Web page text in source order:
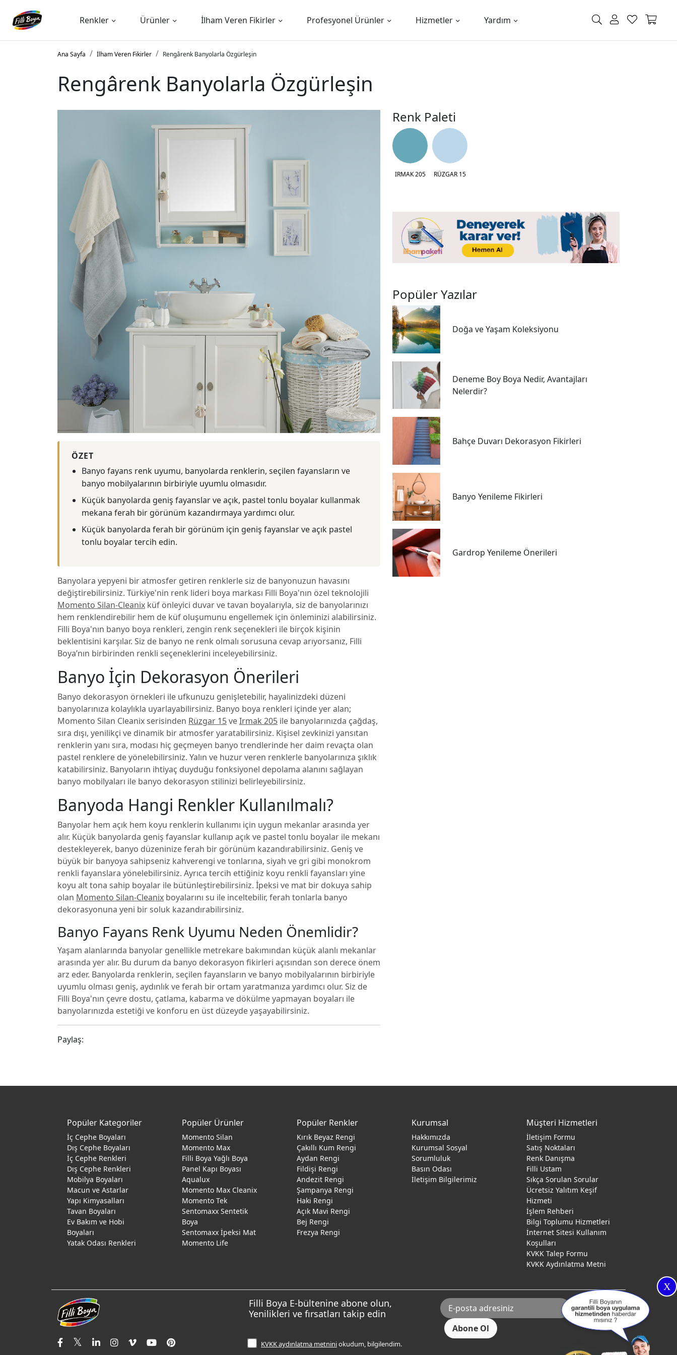
Renkler Ürünler İlham Veren Fikirler Profesyonel Ürünler Hizmetler Yardım
Ana Sayfa İlham Veren Fikirler Rengârenk Banyolarla Özgürleşin
Rengârenk Banyolarla Özgürleşin
ÖZET
Banyo fayans renk uyumu, banyolarda renklerin, seçilen fayansların ve
banyo mobilyalarının birbiriyle uyumlu olmasıdır.
Küçük banyolarda geniş fayanslar ve açık, pastel tonlu boyalar kullanmak
mekana ferah bir görünüm kazandırmaya yardımcı olur.
Küçük banyolarda ferah bir görünüm için geniş fayanslar ve açık pastel
tonlu boyalar tercih edin.
Banyolara yepyeni bir atmosfer getiren renklerle siz de banyonuzun havasını
değiştirebilirsiniz. Türkiye'nin renk lideri boya markası Filli Boya'nın özel teknolojili
Momento Silan-Cleanix küf önleyici duvar ve tavan boyalarıyla, siz de banyolarınızı
hem renklendirebilir hem de küf oluşumunu engellemek için önleminizi alabilirsiniz.
Filli Boya'nın banyo boya renkleri, zengin renk seçenekleri ile birçok kişinin
beklentisini karşılar. Siz de banyo ne renk olmalı sorusuna cevap arıyorsanız, Filli
Boya’nın birbirinden renkli seçeneklerini inceleyebilirsiniz.
Banyo İçin Dekorasyon Önerileri
Banyo dekorasyon örnekleri ile ufkunuzu genişletebilir, hayalinizdeki düzeni
banyolarınıza kolaylıkla uyarlayabilirsiniz. Banyo boya renkleri içinde yer alan;
Momento Silan Cleanix serisinden Rüzgar 15veIrmak 205 ile banyolarınızda çağdaş,
sıra dışı, yenilikçi ve dinamik bir atmosfer yaratabilirsiniz. Kişisel zevkinizi yansıtan
renklerin yanı sıra, modası hiç geçmeyen banyo trendlerinde her daim revaçta olan
pastel renklere de yönelebilirsiniz. Yalın ve huzur veren renklerle banyolarınıza şıklık
katabilirsiniz. Banyoların ihtiyaç duyduğu fonksiyonel depolama alanını sağlayan
banyo mobilyaları ile banyo dekorasyon stilinizi belirleyebilirsiniz.
Banyoda Hangi Renkler Kullanılmalı?
Banyolar hem açık hem koyu renklerin kullanımı için uygun mekanlar arasında yer
alır. Küçük banyolarda geniş fayanslar kullanıp açık ve pastel tonlu boyalar ile mekanı
destekleyerek, banyo düzeninize ferah bir görünüm kazandırabilirsiniz. Geniş ve
büyük bir banyoya sahipseniz kahverengi ve tonlarına, siyah ve gri gibi monokrom
renkli fayanslara yönelebilirsiniz. Ayrıca tercih ettiğiniz koyu renkli fayansları yine
koyu alt tona sahip boyalar ile bütünleştirebilirsiniz. İpeksi ve mat bir dokuya sahip
olan Momento Silan-Cleanix boyalarını su ile inceltebilir, ferah tonlarla banyo
dekorasyonuna yeni bir soluk kazandırabilirsiniz.
Banyo Fayans Renk Uyumu Neden Önemlidir?
Yaşam alanlarında banyolar genellikle metrekare bakımından küçük alanlı mekanlar
arasında yer alır. Bu durum da banyo dekorasyon fikirleri açısından son derece önem
arz eder. Banyolarda renklerin, seçilen fayansların ve banyo mobilyalarının birbiriyle
uyumlu olması geniş, aydınlık ve ferah bir ortam yaratmanıza yardımcı olur. Siz de
Filli Boya'nın çevre dostu, çatlama, kabarma ve dökülme yapmayan boyaları ile
banyolarınızda estetiği ve konforu en üst düzeyde yaşayabilirsiniz.
Paylaş:
Renk Paleti
IRMAK 205 RÜZGAR 15
Popüler Yazılar
Doğa ve Yaşam Koleksiyonu
Deneme Boy Boya Nedir, Avantajları
Nelerdir?
Bahçe Duvarı Dekorasyon Fikirleri
Banyo Yenileme Fikirleri
Gardrop Yenileme Önerileri
X
Popüler Kategoriler
İç Cephe Boyaları
Dış Cephe Boyaları
İç Cephe Renkleri
Dış Cephe Renkleri
Mobilya Boyaları
Macun ve Astarlar
Yapı Kimyasalları
Tavan Boyaları
Ev Bakım ve Hobi
Boyaları
Yatak Odası Renkleri
Popüler Ürünler
Momento Silan
Momento Max
Filli Boya Yağlı Boya
Panel Kapı Boyası
Aqualux
Momento Max Cleanix
Momento Tek
Sentomaxx Sentetik
Boya
Sentomaxx İpeksi Mat
Momento Life
Popüler Renkler
Kırık Beyaz Rengi
Çakıllı Kum Rengi
Aydan Rengi
Fildişi Rengi
Andezit Rengi
Şampanya Rengi
Haki Rengi
Açık Mavi Rengi
Bej Rengi
Frezya Rengi
Kurumsal
Hakkımızda
Kurumsal Sosyal
Sorumluluk
Basın Odası
İletişim Bilgilerimiz
Müşteri Hizmetleri
İletişim Formu
Satış Noktaları
Renk Danışma
Filli Ustam
Sıkça Sorulan Sorular
Ücretsiz Yalıtım Keşif
Hizmeti
İşlem Rehberi
Bilgi Toplumu Hizmetleri
İnternet Sitesi Kullanım
Koşulları
KVKK Talep Formu
KVKK Aydınlatma Metni
Filli Boya E-bültenine abone olun,
Yenilikleri ve fırsatları takip edin
KVKK aydınlatma metniniokudum, bilgilendim.